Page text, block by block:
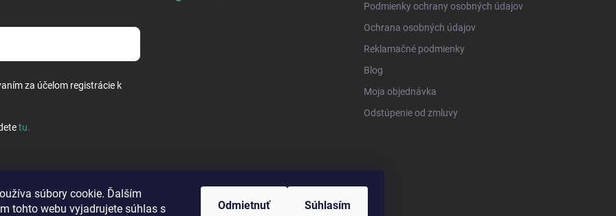
súbory cookie. Ďalším
tohto webu vyjadrujete súhlas s
Odmietnuť Súhlasím
za účelom registrácie k
tu.
Podmienky ochrany osobných údajov
Ochrana osobných údajov
Reklamačné podmienky
Blog
Moja objednávka
Odstúpenie od zmluvy